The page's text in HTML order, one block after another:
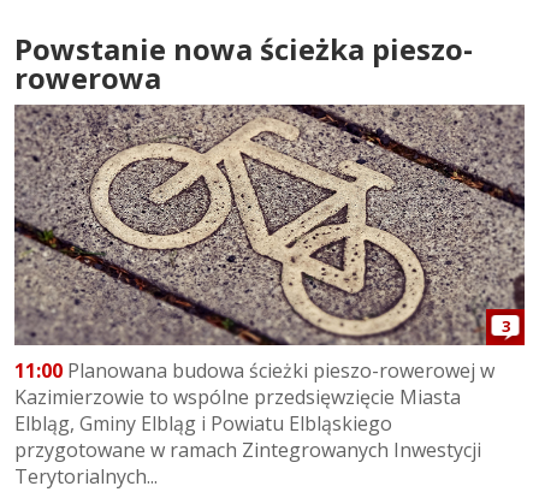
Powstanie nowa ścieżka pieszo-
rowerowa
3
11:00 Planowana budowa ścieżki pieszo-rowerowej w
Kazimierzowie to wspólne przedsięwzięcie Miasta
Elbląg, Gminy Elbląg i Powiatu Elbląskiego
przygotowane w ramach Zintegrowanych Inwestycji
Terytorialnych...